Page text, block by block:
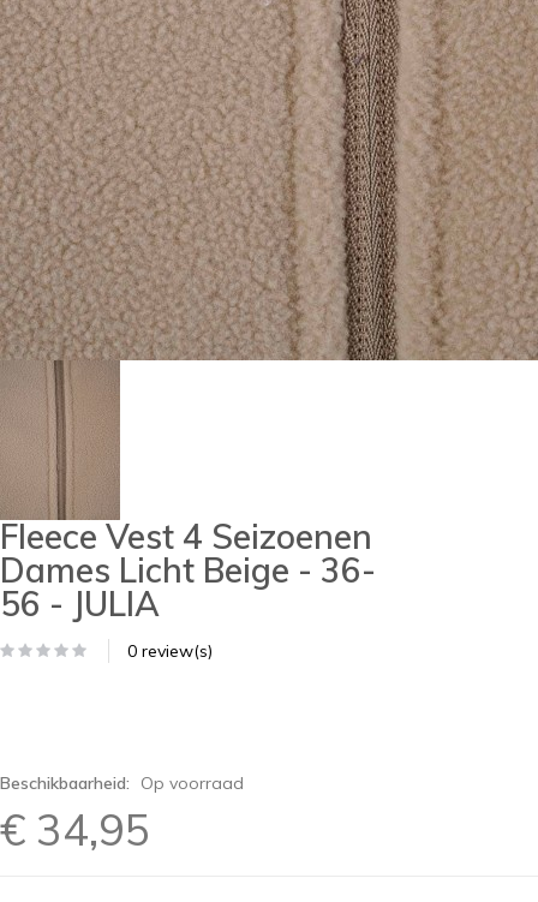
Fleece Vest 4 Seizoenen
Dames Licht Beige - 36-
56 - JULIA
0 review(s)
Beschikbaarheid: Op voorraad
€ 34,95